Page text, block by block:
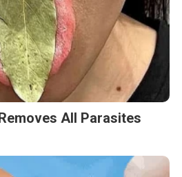
All Parasites